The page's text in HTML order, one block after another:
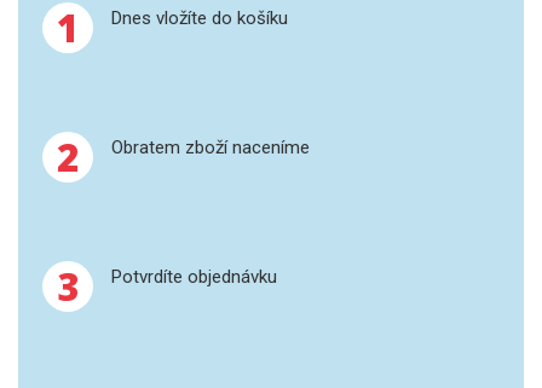
1 Dnes vložíte do košíku
2 Obratem zboží naceníme
3 Potvrdíte objednávku